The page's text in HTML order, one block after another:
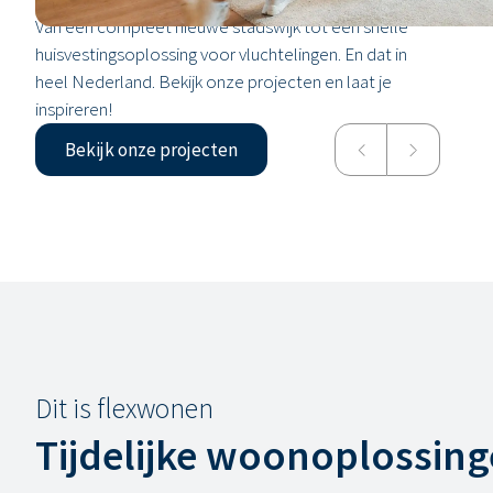
Van een compleet nieuwe stadswijk tot een snelle
huisvestingsoplossing voor vluchtelingen. En dat in
heel Nederland. Bekijk onze projecten en laat je
inspireren!
Bekijk onze projecten
Dit is flexwonen
Tijdelijke